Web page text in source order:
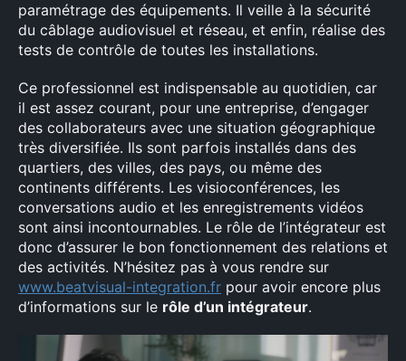
paramétrage des équipements. Il veille à la sécurité
du câblage audiovisuel et réseau, et enfin, réalise des
tests de contrôle de toutes les installations.
Ce professionnel est indispensable au quotidien, car
il est assez courant, pour une entreprise, d’engager
des collaborateurs avec une situation géographique
très diversifiée. Ils sont parfois installés dans des
quartiers, des villes, des pays, ou même des
continents différents. Les visioconférences, les
conversations audio et les enregistrements vidéos
sont ainsi incontournables. Le rôle de l’intégrateur est
donc d’assurer le bon fonctionnement des relations et
des activités. N’hésitez pas à vous rendre sur
www.beatvisual-integration.fr pour avoir encore plus
d’informations sur le rôle d’un intégrateur.